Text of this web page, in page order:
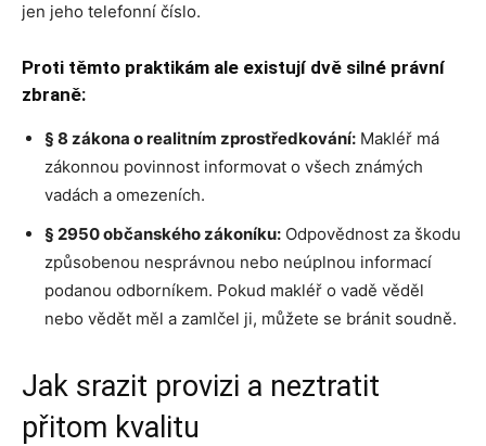
jen jeho telefonní číslo.
Proti těmto praktikám ale existují dvě silné právní
zbraně:
§ 8 zákona o realitním zprostředkování: Makléř má
zákonnou povinnost informovat o všech známých
vadách a omezeních.
§ 2950 občanského zákoníku: Odpovědnost za škodu
způsobenou nesprávnou nebo neúplnou informací
podanou odborníkem. Pokud makléř o vadě věděl
nebo vědět měl a zamlčel ji, můžete se bránit soudně.
Jak srazit provizi a neztratit
přitom kvalitu